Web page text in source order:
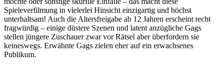
Spieleverfilmung in vielerlei Hinsicht einzigartig und höchst
unterhaltsam! Auch die Altersfreigabe ab 12 Jahren erscheint recht
fragwürdig – einige düstere Szenen und latent anzügliche Gags
stellen jüngere Zuschauer zwar vor Rätsel aber überfordern sie
keineswegs. Erwähnte Gags zielen eher auf ein erwachsenes
Publikum.